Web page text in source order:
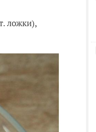
ложки),